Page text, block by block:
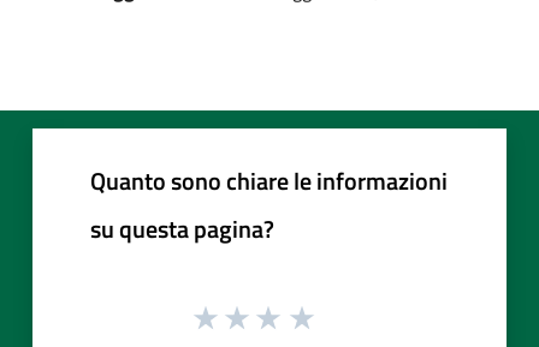
Quanto sono chiare le informazioni
su questa pagina?